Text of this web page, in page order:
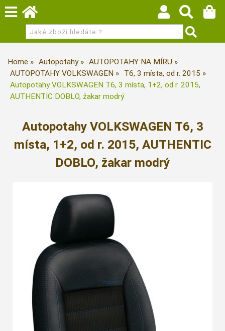
Home Autopotahy
AUTOPOTAHY NA MÍRU
AUTOPOTAHY VOLKSWAGEN
T6, 3 místa, od r. 2015
Autopotahy VOLKSWAGEN T6, 3 místa, 1+2, od r. 2015,
AUTHENTIC DOBLO, žakar modrý
Autopotahy VOLKSWAGEN T6, 3
místa, 1+2, od r. 2015, AUTHENTIC
DOBLO, žakar modrý